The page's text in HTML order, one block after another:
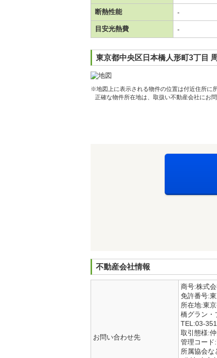
断熱性能 -
目安光熱費 -
東京都中央区日本橋人形町3丁目
※地図上に表示される物件の位置は付近住所に
正確な物件所在地は、取扱い不動産会社にお
不動産会社情報
お問い合わせ先
商号:株式
免許番号:
所在地:東
橋グラン・
TEL:03-
取引態様:
管理コード
所属協会な